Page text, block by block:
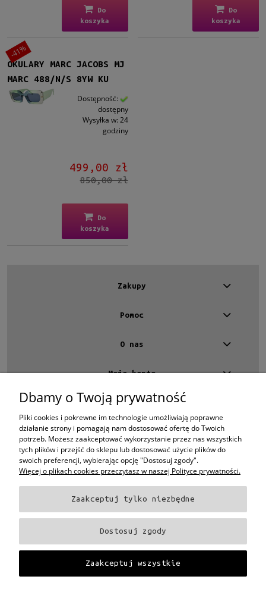
tak
nie(1)
Do
koszyka
Do
koszyka
OKULARY MARC JACOBS MJ
MARC 488/N/S 8YW KU
Dostępność:
dostępny
Wysyłka w: 24
godziny
499,00 zł
850,00 zł
Do
koszyka
-41%
Zakupy
Pomoc
O nas
Moje konto
Kontakt
4 EYES OPTYKA -
optyk Warszawa
ul.Chmielna 4
00-020 Warszawa
woj. mazowieckie
+48 696 015 670
sklep@4eyes.pl
Oprawki i okulary Ray-BanOprawki i okulary PersolOprawki i okulary Polo
Oprawki i okulary Tom Ford Oprawki i okulary Miu Miu
Oprawki i okulary Prada
Oprawki i okulary Ray-Ban Aviator
Oprawki i okulary DiorOprawki i okulary Oliver PeoplesOprawki i okulary
Oprawki i okulary FendiOprawki i okulary Celine
Oprawki i okulary Dolce & Gabbana Okulary Tag Heuer
Dbamy o Twoją prywatność
Pliki cookies i pokrewne im technologie umożliwiają poprawne
działanie strony i pomagają nam dostosować ofertę do Twoich
potrzeb. Możesz zaakceptować wykorzystanie przez nas wszystkich
tych plików i przejść do sklepu lub dostosować użycie plików do
swoich preferencji, wybierając opcję "Dostosuj zgody".
Więcej o plikach cookies przeczytasz w naszej Polityce prywatności.
Zaakceptuj tylko niezbędne
Dostosuj zgody
Zaakceptuj wszystkie